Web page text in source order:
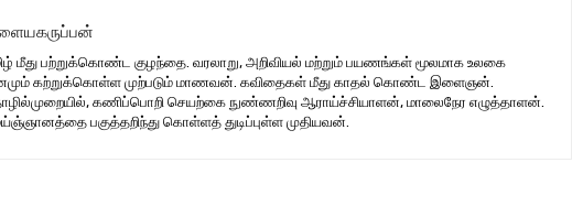
மீது பற்றுக்கொண்ட குழந்தை. வரலாறு, அறிவியல் மற்றும் பயணங்கள் மூலமாக உலகை
கற்றுக்கொள்ள முற்படும் மாணவன். கவிதைகள் மீது காதல் கொண்ட இளைஞன்.
கணிப்பொறி செயற்கை நுண்ணறிவு ஆராய்ச்சியாளன், மாலைநேர எழுத்தாளன்.
பகுத்தறிந்து கொள்ளத் துடிப்புள்ள முதியவன்.